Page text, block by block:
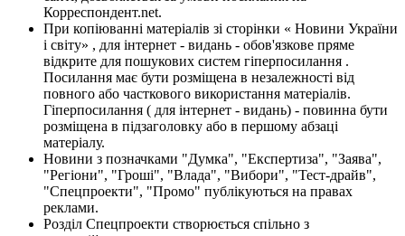
Корреспондент.net.
При копіюванні матеріалів зі сторінки « Новини України
і світу» , для інтернет - видань - обов'язкове пряме
відкрите для пошукових систем гіперпосилання .
Посилання має бути розміщена в незалежності від
повного або часткового використання матеріалів.
Гіперпосилання ( для інтернет - видань) - повинна бути
розміщена в підзаголовку або в першому абзаці
матеріалу.
Новини з позначками "Думка", "Експертиза", "Заява",
"Регіони", "Гроші", "Влада", "Вибори", "Тест-драйв",
"Спецпроекти", "Промо" публікуються на правах
реклами.
Розділ Спецпроекти створюється спільно з